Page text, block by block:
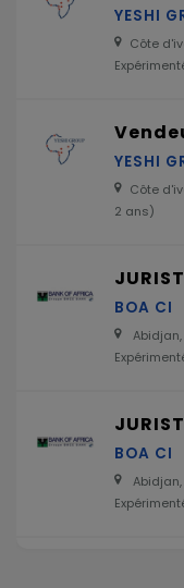
YESHI
Côte
YESHI
Côte
2 ans)
BOA CI
BOA CI